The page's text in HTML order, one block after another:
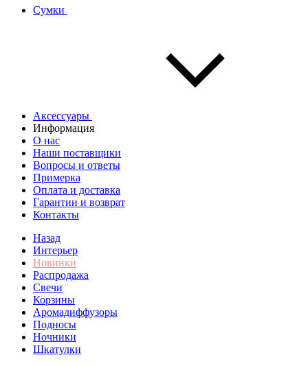
Сумки
Аксессуары
Информация
О нас
Наши поставщики
Вопросы и ответы
Примерка
Оплата и доставка
Гарантии и возврат
Контакты
Назад
Интерьер
Новинки
Распродажа
Свечи
Корзины
Аромадиффузоры
Подносы
Ночники
Шкатулки